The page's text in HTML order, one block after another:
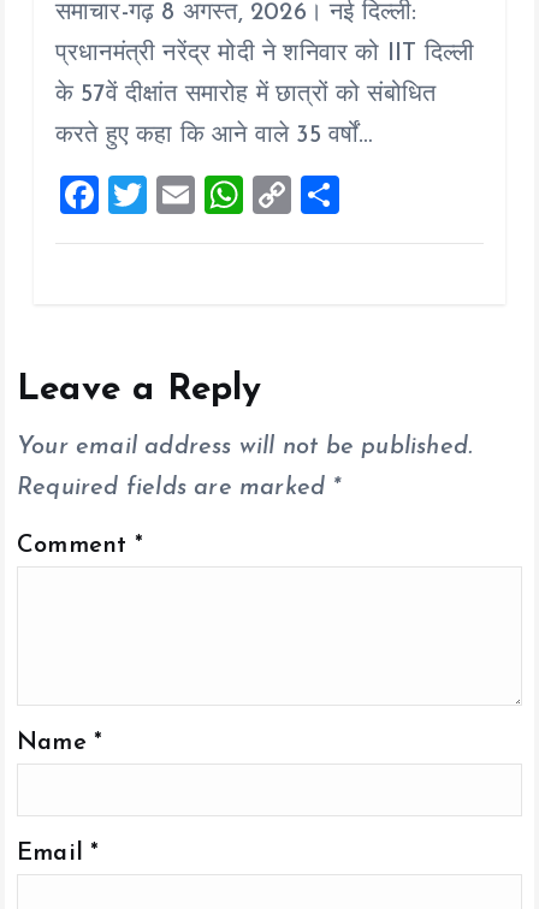
ce
b
o
o
k
tt
er
ai
l
at
s
A
p
p
p
y
Li
n
k
a
re
समाचार-गढ़ 8 अगस्त, 2026। नई दिल्ली:
प्रधानमंत्री नरेंद्र मोदी ने शनिवार को IIT दिल्ली
के 57वें दीक्षांत समारोह में छात्रों को संबोधित
करते हुए कहा कि आने वाले 35 वर्षों…
F
a
o
T
wi
E
m
W
h
p
p
C
o
h
Leave a Reply
Your email address will not be published.
Required fields are marked *
Comment *
Name *
Email *